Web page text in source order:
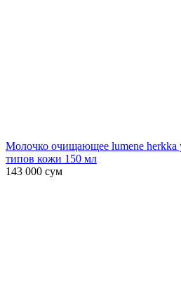
Молочко очищающее lumene herkka
типов кожи 150 мл
143 000 сум